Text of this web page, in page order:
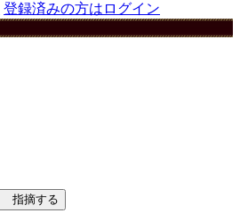
登録済みの方はログイン
指摘する